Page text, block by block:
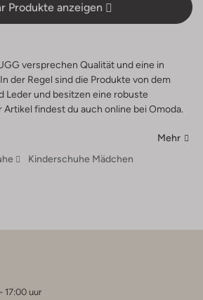
Produkte anzeigen
versprechen Qualität und eine in
der Regel sind die Produkte von dem
Leder und besitzen eine robuste
Artikel findest du auch online bei Omoda.
Mehr
Kinderschuhe Mädchen
17:00 uur